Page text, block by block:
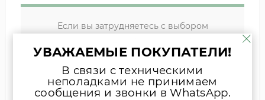
Если вы затрудняетесь с выбором
шильда оборудования или запчасти
удобным для Вас способом
Наши специалисты свяжутся с Вами.
УВАЖАЕМЫЕ ПОКУПАТЕЛИ!
В связи с техническими
неполадками не принимаем
сообщения и звонки в WhatsApp.